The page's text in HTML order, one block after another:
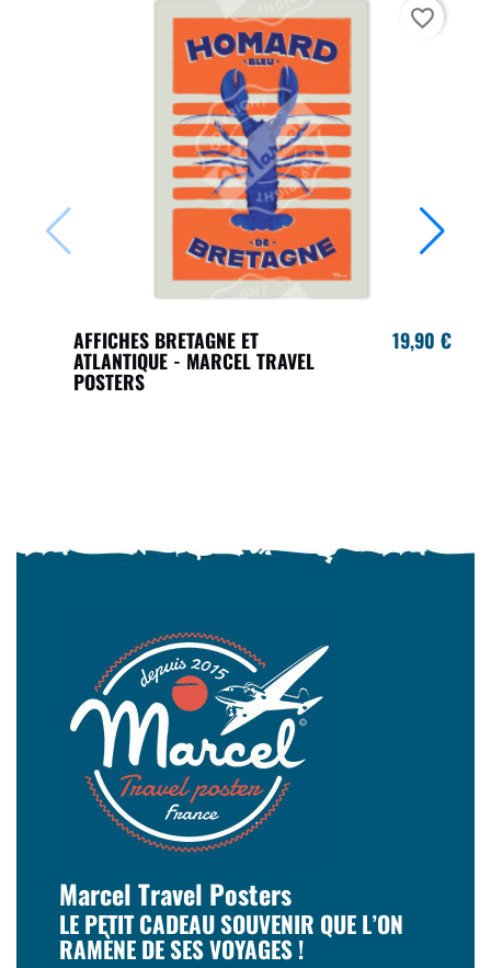
AFFICHES BRETAGNE ET
ATLANTIQUE - MARCEL TRAVEL
POSTERS
19,90 €
favorite_border
Marcel Travel Posters
LE PETIT CADEAU SOUVENIR QUE L’ON
RAMÈNE DE SES VOYAGES !